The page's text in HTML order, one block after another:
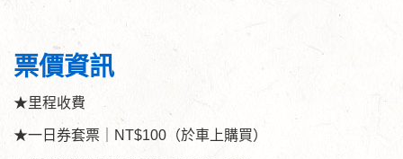
票價資訊
★里程收費
★一日券套票｜NT$100（於車上購買）